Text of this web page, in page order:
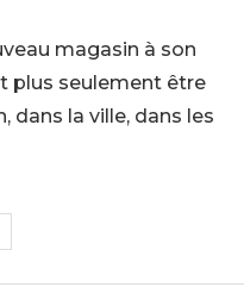
magasin à son
plus seulement être
dans la ville, dans les